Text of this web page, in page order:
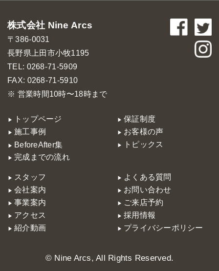
株式会社 Nine Arcs
〒386-0031
長野県上田市小牧1195
TEL: 0268-71-5909
FAX: 0268-71-5910
※ 営業時間10時〜18時まで
トップページ
施工事例
BeforeAfter集
完成までの流れ
保証制度
お客様の声
トピックス
スタッフ
会社案内
事業案内
アクセス
紹介動画
よくある質問
お問い合わせ
ご来店予約
採用情報
プライバシーポリシー
© Nine Arcs, All Rights Reserved.